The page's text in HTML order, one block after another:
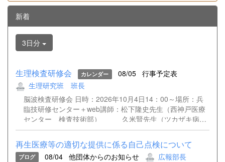
新着
3日分
生理検査研修会 カレンダー 08/05
行事予定表
生理研究班 班長
脳波検査研修会 日時：2026年10月4日14：00～場所：兵
臨技研修センター＋web講師：松下隆史先生（西神戸医療
センター 検査技術部） 久米賢先生（ツカザキ病
院 臨床検査科） 大野遥香先生（神戸大学医学部付
属病院 検査部） 松﨑俊樹先生（姫路赤十字病院
検査技術部）
再生医療等の適切な提供に係る自己点検について
ブログ 08/04 他団体からのお知らせ
広報部長